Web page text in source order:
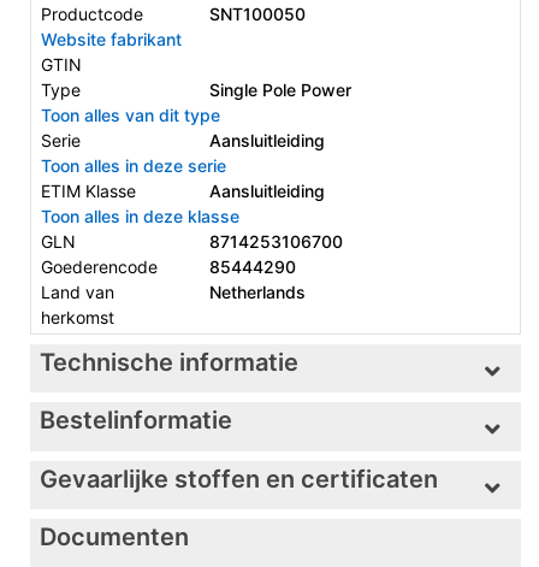
Productcode
SNT100050
Website fabrikant
GTIN
Type
Single Pole Power
Toon alles van dit type
Serie
Aansluitleiding
Toon alles in deze serie
ETIM Klasse
Aansluitleiding
Toon alles in deze klasse
GLN
8714253106700
Goederencode
85444290
Land van
herkomst
Netherlands
Technische informatie
Bestelinformatie
Gevaarlijke stoffen en certificaten
Documenten